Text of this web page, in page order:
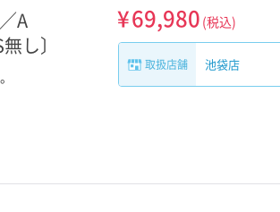
A
し〕
¥69,980 (税込)
取扱店舗 池袋店